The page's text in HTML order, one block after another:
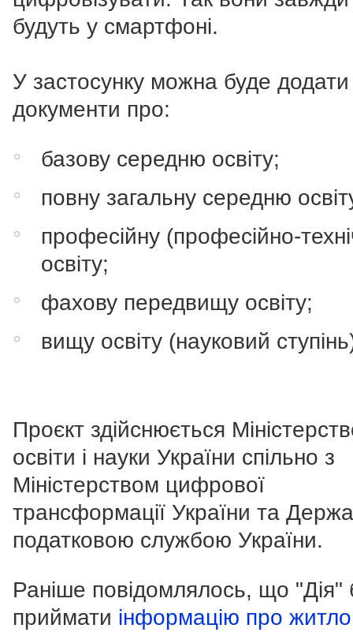
будуть у смартфоні.
У застосунку можна буде додати
документи про:
базову середню освіту;
повну загальну середню
професійну (професійно-
освіту;
фахову передвищу освіту;
вищу освіту (науковий
Проєкт здійснюється
освіти і науки України спільно з
Міністерством цифрової
трансформації України та
податковою службою України.
Раніше повідомлялось, що "Дія"
приймати інформацію про житло